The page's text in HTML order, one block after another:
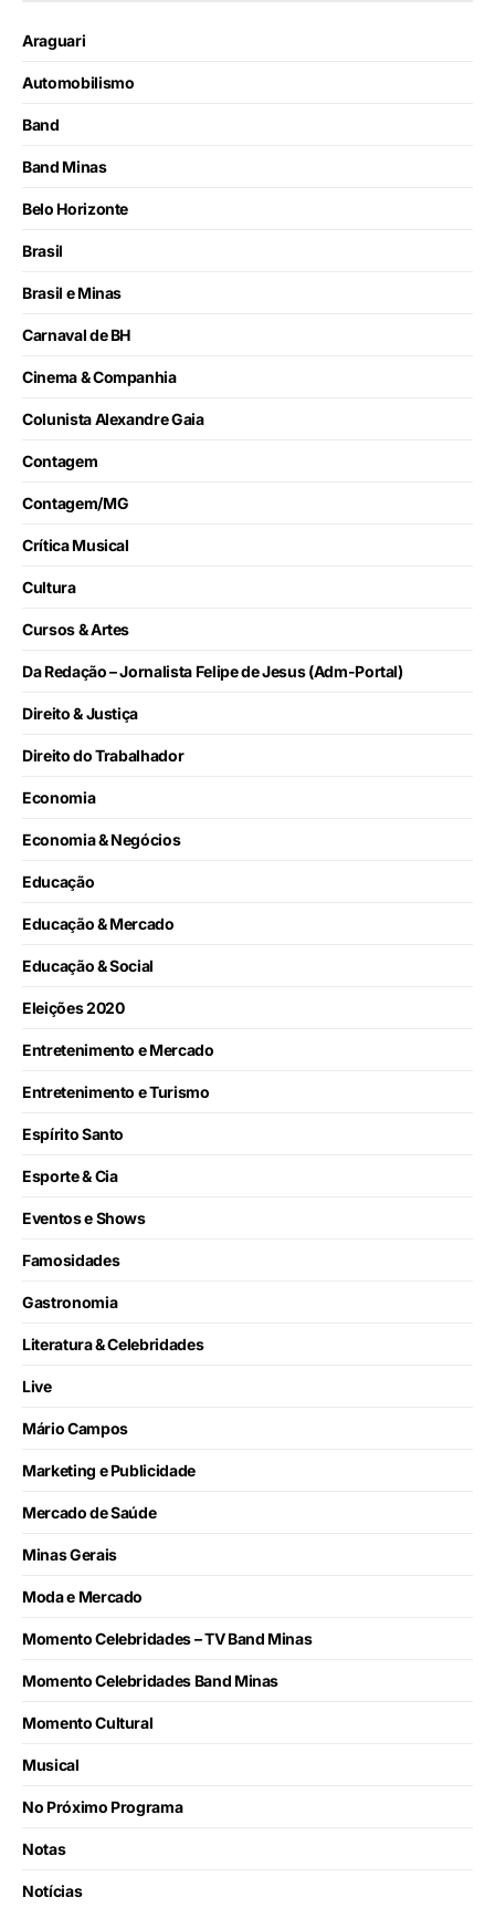
Araguari
Automobilismo
Band
Band Minas
Belo Horizonte
Brasil
Brasil e Minas
Carnaval de BH
Cinema & Companhia
Colunista Alexandre Gaia
Contagem
Contagem/MG
Crítica Musical
Cultura
Cursos & Artes
Da Redação – Jornalista Felipe de Jesus (Adm-Portal)
Direito & Justiça
Direito do Trabalhador
Economia
Economia & Negócios
Educação
Educação & Mercado
Educação & Social
Eleições 2020
Entretenimento e Mercado
Entretenimento e Turismo
Espírito Santo
Esporte & Cia
Eventos e Shows
Famosidades
Gastronomia
Literatura & Celebridades
Live
Mário Campos
Marketing e Publicidade
Mercado de Saúde
Minas Gerais
Moda e Mercado
Momento Celebridades – TV Band Minas
Momento Celebridades Band Minas
Momento Cultural
Musical
No Próximo Programa
Notas
Notícias